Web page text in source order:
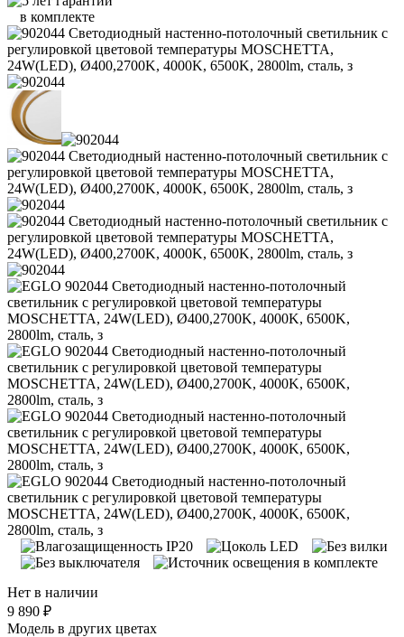
в комплекте
Нет в наличии
9 890 ₽
Модель в других цветах